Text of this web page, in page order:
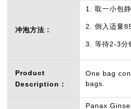
冲泡方法 :
1. 取一小包
2. 倒入适量
3. 等待2-3分
Product
Description：
One bag
bags.
Panax